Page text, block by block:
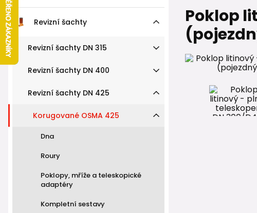
Revizní šachty
Revizní šachty DN 315
Revizní šachty DN 400
Revizní šachty DN 425
Korugované OSMA 425
Dna
Roury
Poklopy, mříže a teleskopické
adaptéry
Kompletní sestavy
Poklop